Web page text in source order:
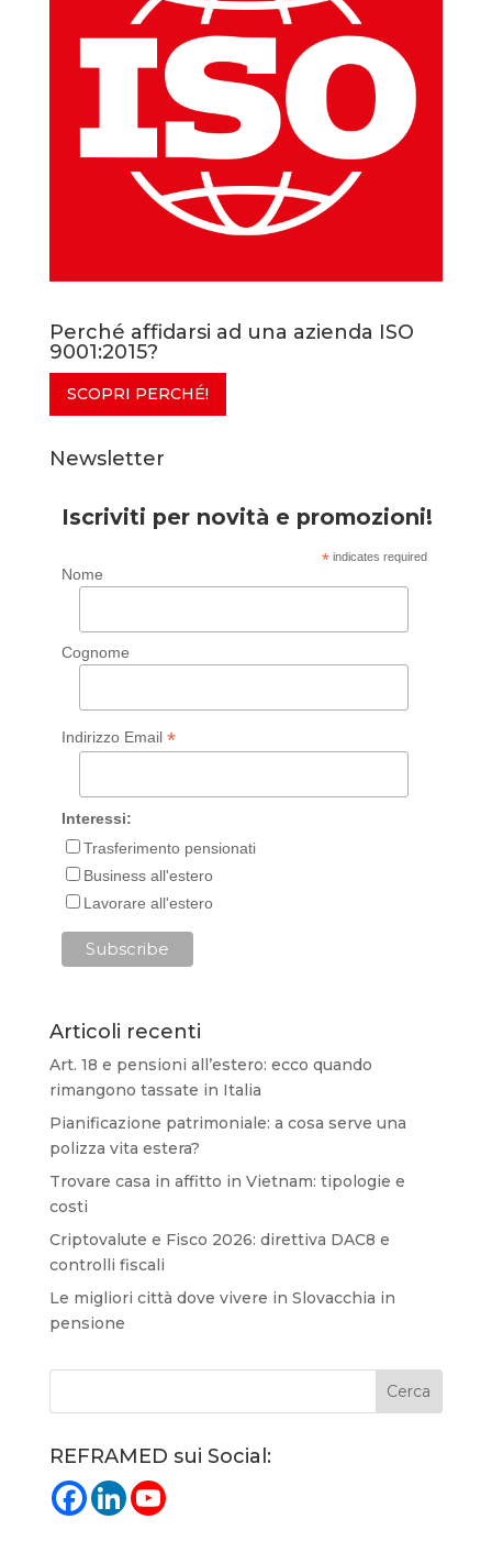
Perché affidarsi ad una azienda ISO
9001:2015?
SCOPRI PERCHÉ!
Newsletter
Iscriviti per novità e promozioni!
* indicates required
Nome
Cognome
Indirizzo Email *
Interessi:
Trasferimento pensionati
Business all'estero
Lavorare all'estero
Articoli recenti
Art. 18 e pensioni all’estero: ecco quando
rimangono tassate in Italia
Pianificazione patrimoniale: a cosa serve una
polizza vita estera?
Trovare casa in affitto in Vietnam: tipologie e
costi
Criptovalute e Fisco 2026: direttiva DAC8 e
controlli fiscali
Le migliori città dove vivere in Slovacchia in
pensione
REFRAMED sui Social: